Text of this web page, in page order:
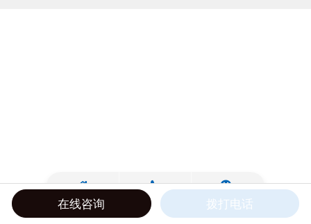
在线咨询 拨打电话